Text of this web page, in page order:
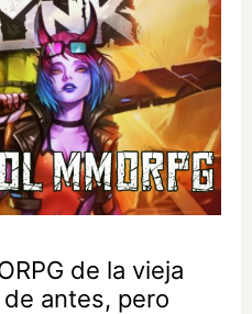
de la vieja
de antes, pero